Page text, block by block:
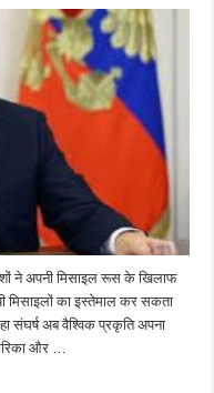
ने अपनी मिसाइल रूस के खिलाफ
मिसाइलों का इस्तेमाल कर सकता
संघर्ष अब वैश्विक प्रकृति अपना
और …